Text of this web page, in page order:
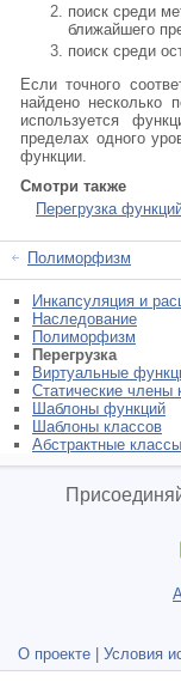
поиск среди
ближайшего
поиск среди
Если точного
найдено несколько
используется
пределах одного
функции.
Смотри также
Перегрузка
Полиморфизм
Инкапсуляция и
Наследование
Полиморфизм
Перегрузка
Виртуальные
Статические члены
Шаблоны функций
Шаблоны классов
Абстрактные классы
О проекте| Условия